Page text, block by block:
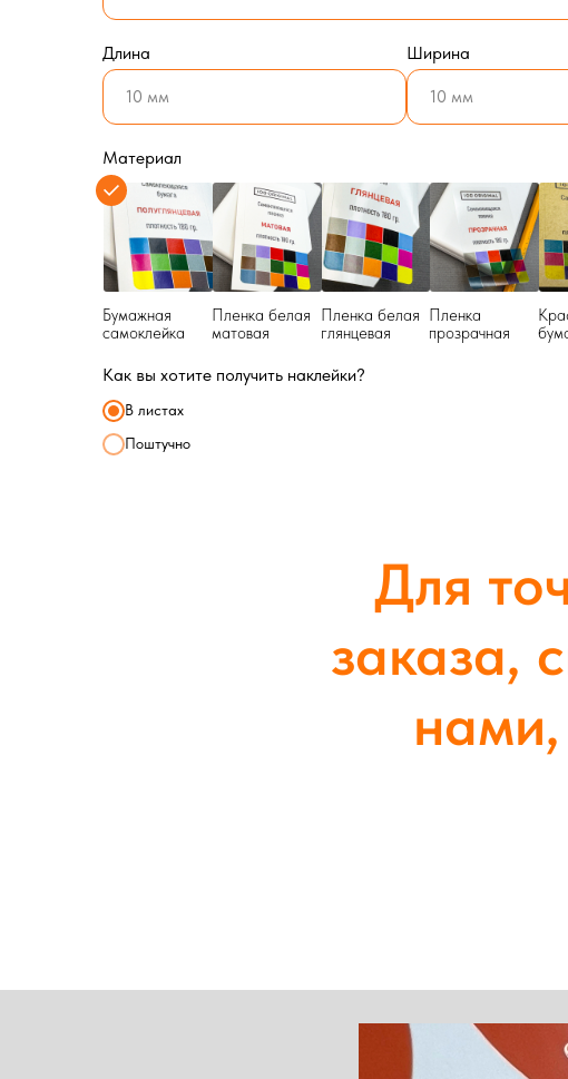
Длина Ширина
Материал
Бумажная
самоклейка
Пленка белая
матовая
Пленка белая
глянцевая
Пленка
прозрачная
Как вы хотите получить наклейки?
В листах
Поштучно
Для
заказа,